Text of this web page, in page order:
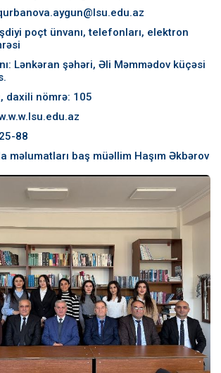
poçt ünvanı, telefonları, elektron
Lənkəran şəhəri, Əli Məmmədov küçəsi
daxili nömrə: 105
88
məlumatları baş müəllim Haşım Əkbərov